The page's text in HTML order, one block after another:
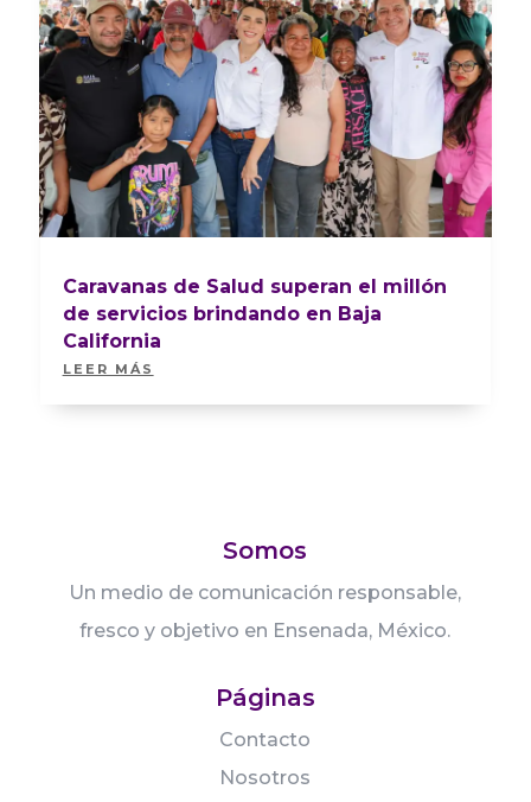
Caravanas de Salud superan el millón
de servicios brindando en Baja
California
LEER MÁS
Somos
Un medio de comunicación responsable,
fresco y objetivo en Ensenada, México.
Páginas
Contacto
Nosotros